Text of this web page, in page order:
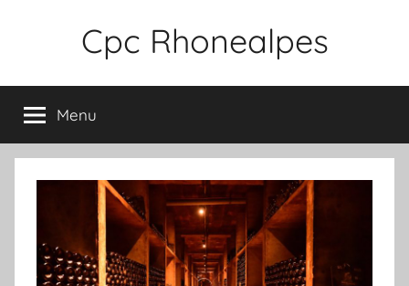
Cpc Rhonealpes
Menu